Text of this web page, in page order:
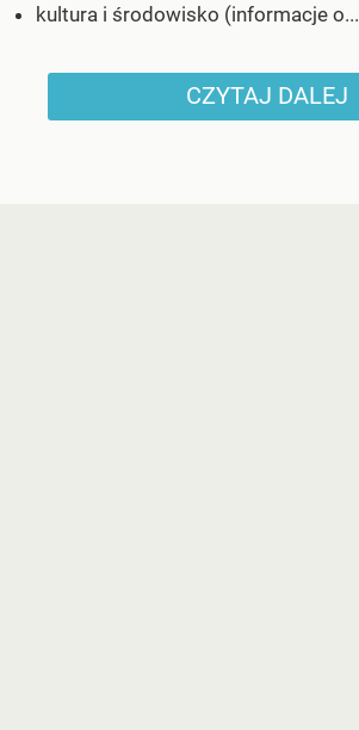
kultura i środowisko (informacje o...
CZYTAJ DALEJ